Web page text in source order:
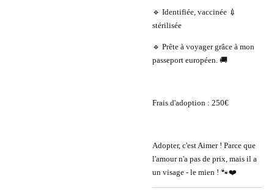
🔹 Identifiée, vaccinée 💉
stérilisée
🔹 Prête à voyager grâce à mon
passeport européen. 🚚
Frais d'adoption : 250€
Adopter, c'est Aimer ! Parce que
l'amour n'a pas de prix, mais il a
un visage - le mien ! 🐾❤️